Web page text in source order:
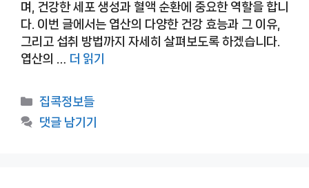
며, 건강한 세포 생성과 혈액 순환에 중요한 역할을 합니
다. 이번 글에서는 엽산의 다양한 건강 효능과 그 이유,
그리고 섭취 방법까지 자세히 살펴보도록 하겠습니다.
엽산의 …
더 읽기
카
테
집콕정보들
댓글 남기기